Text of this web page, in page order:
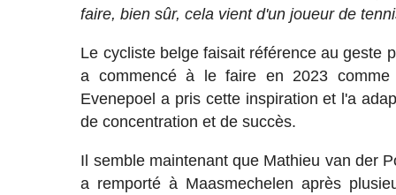
faire, bien sûr, cela vient d'un joueur de
Le cycliste belge faisait référence au geste
a commencé à le faire en 2023
Evenepoel a pris cette inspiration et l'a
de concentration et de succès.
Il semble maintenant que Mathieu van der
a remporté à Maasmechelen après